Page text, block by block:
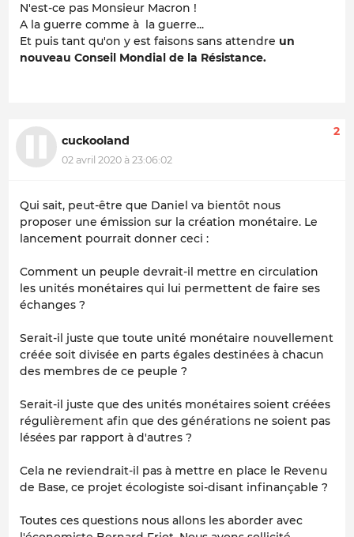
N'est-ce pas Monsieur Macron !
A la guerre comme à la guerre...
Et puis tant qu'on y est faisons sans attendre un
nouveau Conseil Mondial de la Résistance.
cuckooland
02 avril 2020 à 23:06:02
2
Qui sait, peut-être que Daniel va bientôt nous
proposer une émission sur la création monétaire. Le
lancement pourrait donner ceci :
Comment un peuple devrait-il mettre en circulation
les unités monétaires qui lui permettent de faire ses
échanges ?
Serait-il juste que toute unité monétaire nouvellement
créée soit divisée en parts égales destinées à chacun
des membres de ce peuple ?
Serait-il juste que des unités monétaires soient créées
régulièrement afin que des générations ne soient pas
lésées par rapport à d'autres ?
Cela ne reviendrait-il pas à mettre en place le Revenu
de Base, ce projet écologiste soi-disant infinançable ?
Toutes ces questions nous allons les aborder avec